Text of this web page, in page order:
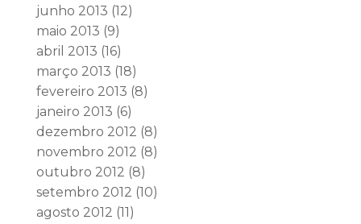
junho 2013 (12)
maio 2013 (9)
abril 2013 (16)
março 2013 (18)
fevereiro 2013 (8)
janeiro 2013 (6)
dezembro 2012 (8)
novembro 2012 (8)
outubro 2012 (8)
setembro 2012 (10)
agosto 2012 (11)